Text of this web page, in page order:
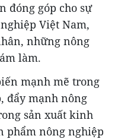
đóng góp cho sự
Việt Nam,
những nông
làm.
mạnh mẽ trong
đẩy mạnh nông
sản xuất kinh
phẩm nông nghiệp